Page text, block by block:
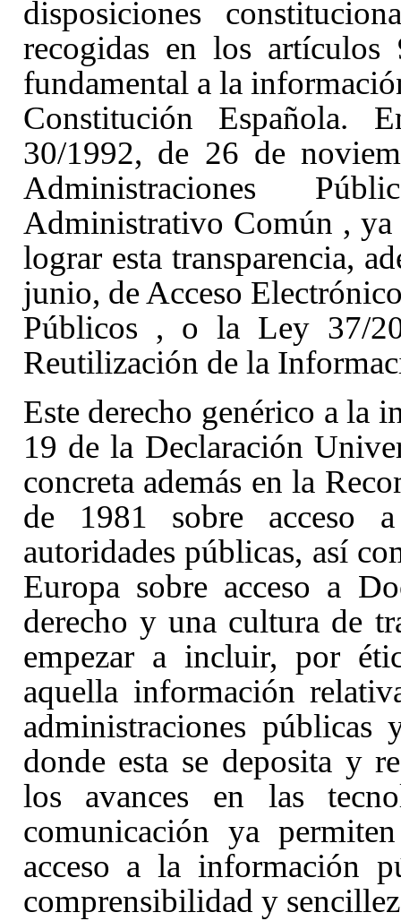
disposiciones
recogidas en los
fundamental a la
Constitución Española.
30/1992, de 26 de
Administraciones
Administrativo Común , ya
lograr esta transparencia,
junio, de Acceso
Públicos , o la Ley 37/
Reutilización de la
Este derecho genérico a la
19 de la Declaración
concreta además en la
de 1981 sobre acceso
autoridades públicas, así
Europa sobre acceso a
derecho y una cultura de
empezar a incluir, por
aquella información
administraciones públicas
donde esta se deposita y
los avances en las
comunicación ya
acceso a la información
comprensibilidad y